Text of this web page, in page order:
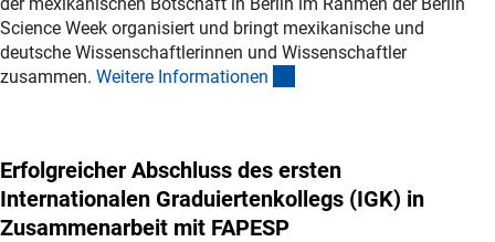
Science Week organisiert und bringt mexikanische und
deutsche Wissenschaftlerinnen und Wissenschaftler
zusammen. Weitere Informationen
Erfolgreicher Abschluss des ersten
Internationalen Graduiertenkollegs (IGK) in
Zusammenarbeit mit FAPESP